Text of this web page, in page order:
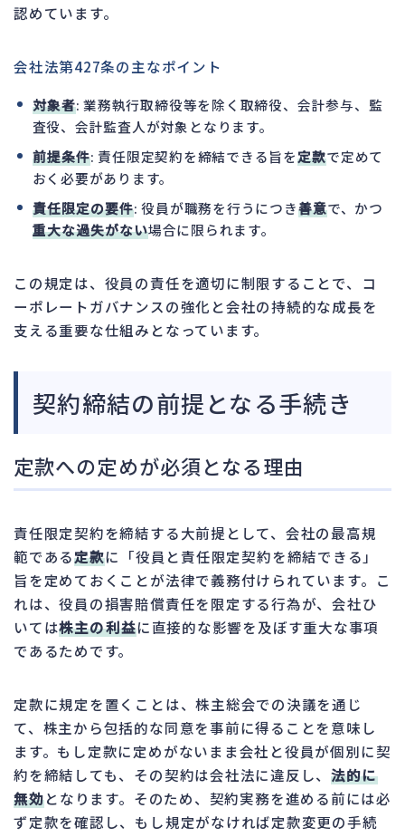
認めています。
会社法第427条の主なポイント
対象者: 業務執行取締役等を除く取締役、会計参与、監
査役、会計監査人が対象となります。
前提条件: 責任限定契約を締結できる旨を定款で定めて
おく必要があります。
責任限定の要件: 役員が職務を行うにつき善意で、かつ
重大な過失がない場合に限られます。
この規定は、役員の責任を適切に制限することで、コ
ーポレートガバナンスの強化と会社の持続的な成長を
支える重要な仕組みとなっています。
契約締結の前提となる手続き
定款への定めが必須となる理由
責任限定契約を締結する大前提として、会社の最高規
範である定款に「役員と責任限定契約を締結できる」
旨を定めておくことが法律で義務付けられています。こ
れは、役員の損害賠償責任を限定する行為が、会社ひ
いては株主の利益に直接的な影響を及ぼす重大な事項
であるためです。
定款に規定を置くことは、株主総会での決議を通じ
て、株主から包括的な同意を事前に得ることを意味し
ます。もし定款に定めがないまま会社と役員が個別に契
約を締結しても、その契約は会社法に違反し、法的に
無効となります。そのため、契約実務を進める前には必
ず定款を確認し、もし規定がなければ定款変更の手続